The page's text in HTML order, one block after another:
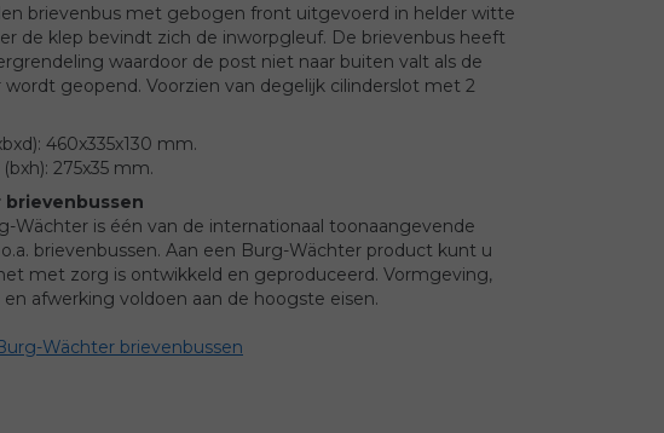
brievenbus met gebogen front uitgevoerd in helder witte
de klep bevindt zich de inworpgleuf. De brievenbus heeft
waardoor de post niet naar buiten valt als de
wordt geopend. Voorzien van degelijk cilinderslot met 2
460x335x130 mm.
275x35 mm.
Wächter is één van de internationaal toonaangevende
brievenbussen. Aan een Burg-Wächter product kunt u
met zorg is ontwikkeld en geproduceerd. Vormgeving,
afwerking voldoen aan de hoogste eisen.
Wächter brievenbussen